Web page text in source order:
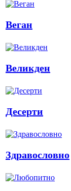
Веган
Великден
Десерти
Здравословно